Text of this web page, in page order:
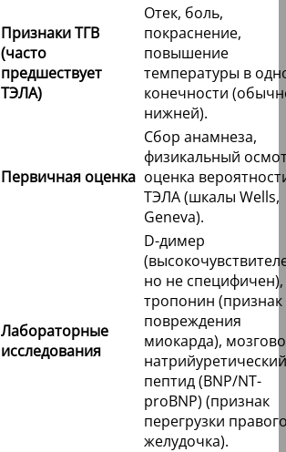
Признаки ТГВ
(часто
предшествует
ТЭЛА)
Отек, боль,
покраснение,
повышение
температуры в
конечности
нижней).
Первичная оценка
Сбор анамнеза,
физикальный
оценка
ТЭЛА (шкалы Wells,
Geneva).
Лабораторные
исследования
D-димер
но не специфичен),
тропонин (признак
повреждения
миокарда),
натрийуретический
пептид (BNP/NT-
proBNP) (признак
перегрузки
желудочка).